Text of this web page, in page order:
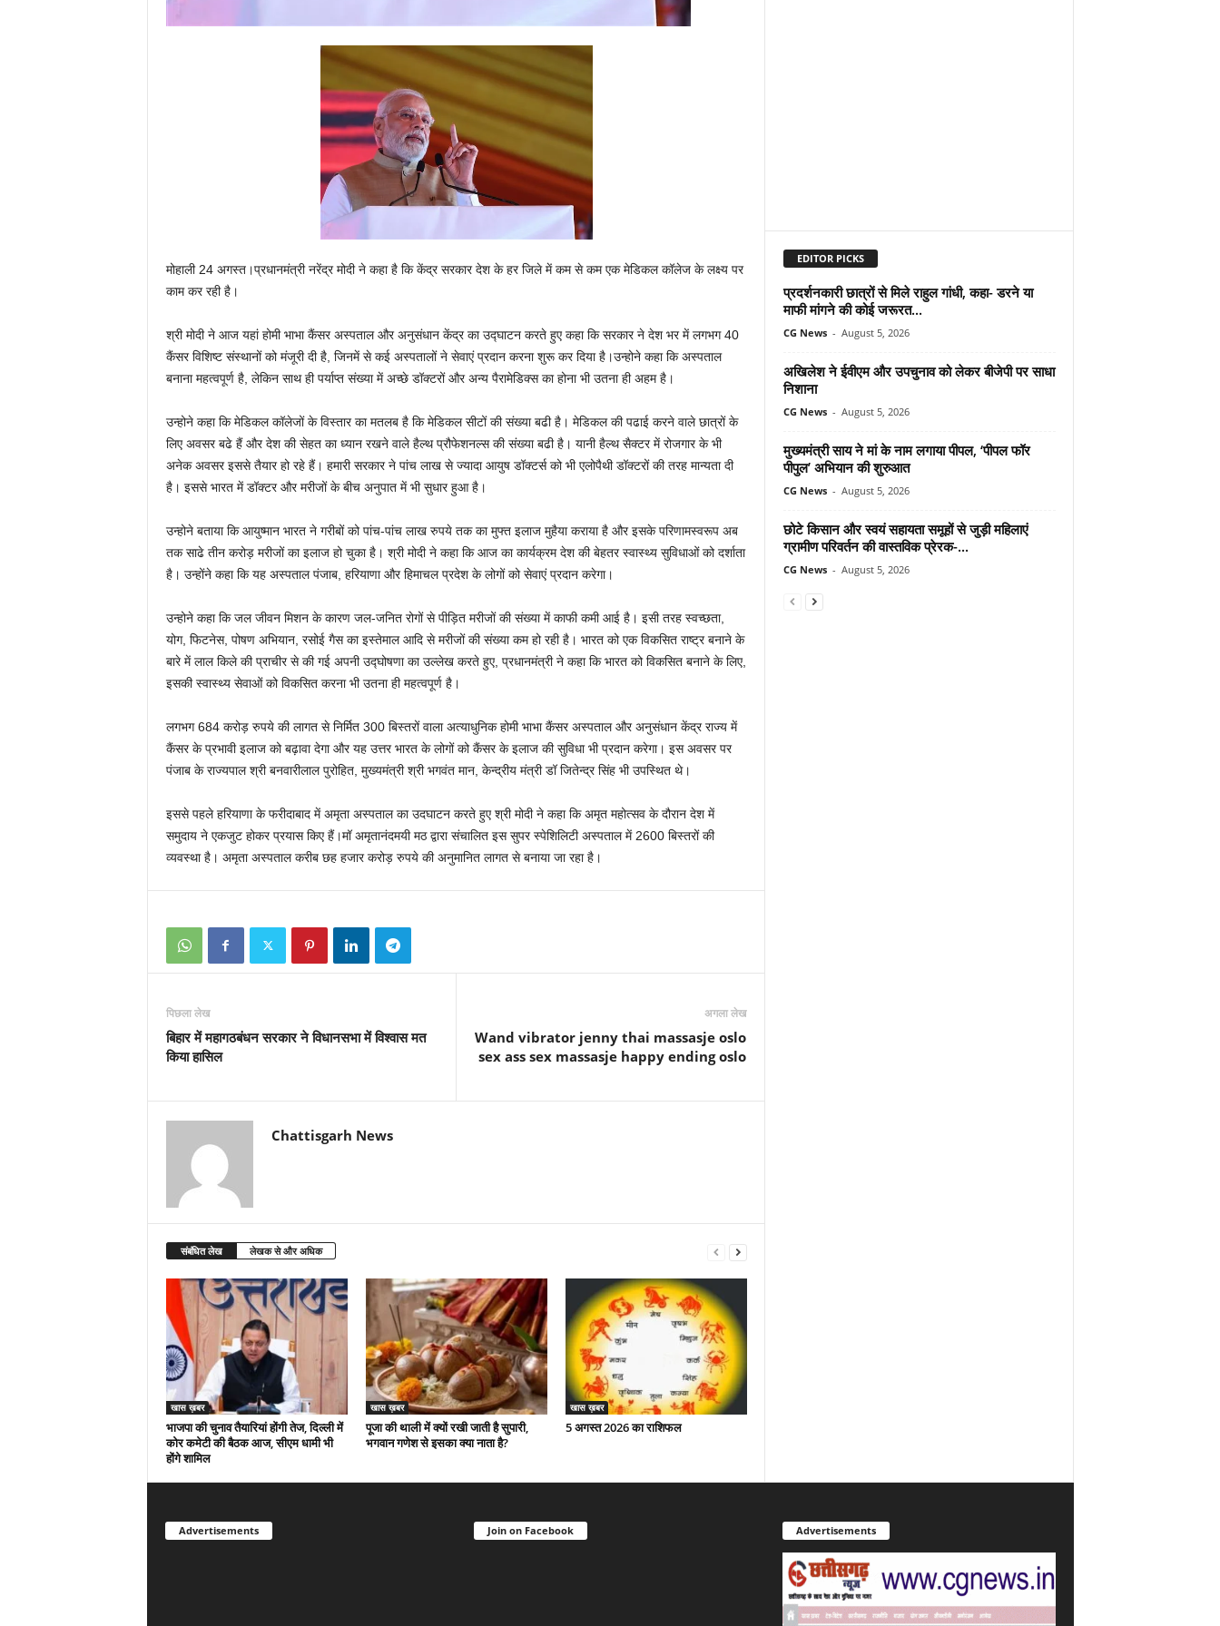
मोहाली 24 अगस्त।प्रधानमंत्री नरेंद्र मोदी ने कहा है कि केंद्र सरकार देश के हर जिले में कम से कम एक मेडिकल कॉलेज के लक्ष्य पर
काम कर रही है।
श्री मोदी ने आज यहां होमी भाभा कैंसर अस्पताल और अनुसंधान केंद्र का उद्घाटन करते हुए कहा कि सरकार ने देश भर में लगभग 40
कैंसर विशिष्ट संस्थानों को मंजूरी दी है, जिनमें से कई अस्पतालों ने सेवाएं प्रदान करना शुरू कर दिया है।उन्होने कहा कि अस्पताल
बनाना महत्वपूर्ण है, लेकिन साथ ही पर्याप्त संख्या में अच्छे डॉक्टरों और अन्य पैरामेडिक्स का होना भी उतना ही अहम है।
उन्होने कहा कि मेडिकल कॉलेजों के विस्‍तार का मतलब है कि मेडिकल सीटों की संख्‍या बढी है। मेडिकल की पढाई करने वाले छात्रों के
लिए अवसर बढे हैं और देश की सेहत का ध्‍यान रखने वाले हैल्‍थ प्रौफेशनल्‍स की संख्‍या बढी है। यानी हैल्‍थ सैक्‍टर में रोजगार के भी
अनेक अवसर इससे तैयार हो रहे हैं। हमारी सरकार ने पांच लाख से ज्‍यादा आयुष डॉक्‍टर्स को भी एलोपैथी डॉक्‍टरों की तरह मान्‍यता दी
है। इससे भारत में डॉक्‍टर और मरीजों के बीच अनुपात में भी सुधार हुआ है।
उन्होने बताया कि आयुष्मान भारत ने गरीबों को पांच-पांच लाख रुपये तक का मुफ्त इलाज मुहैया कराया है और इसके परिणामस्वरूप अब
तक साढे तीन करोड़ मरीजों का इलाज हो चुका है। श्री मोदी ने कहा कि आज का कार्यक्रम देश की बेहतर स्वास्थ्य सुविधाओं को दर्शाता
है। उन्होंने कहा कि यह अस्पताल पंजाब, हरियाणा और हिमाचल प्रदेश के लोगों को सेवाएं प्रदान करेगा।
उन्होने कहा कि जल जीवन मिशन के कारण जल-जनित रोगों से पीड़ित मरीजों की संख्या में काफी कमी आई है। इसी तरह स्वच्छता,
योग, फिटनेस, पोषण अभियान, रसोई गैस का इस्‍तेमाल आदि से मरीजों की संख्या कम हो रही है। भारत को एक विकसित राष्ट्र बनाने के
बारे में लाल किले की प्राचीर से की गई अपनी उद्घोषणा का उल्लेख करते हुए, प्रधानमंत्री ने कहा कि भारत को विकसित बनाने के लिए,
इसकी स्वास्थ्य सेवाओं को विकसित करना भी उतना ही महत्वपूर्ण है।
लगभग 684 करोड़ रुपये की लागत से निर्मित 300 बिस्तरों वाला अत्याधुनिक होमी भाभा कैंसर अस्पताल और अनुसंधान केंद्र राज्य में
कैंसर के प्रभावी इलाज को बढ़ावा देगा और यह उत्तर भारत के लोगों को कैंसर के इलाज की सुविधा भी प्रदान करेगा। इस अवसर पर
पंजाब के राज्यपाल श्री बनवारीलाल पुरोहित, मुख्यमंत्री श्री भगवंत मान, केन्द्रीय मंत्री डॉ जितेन्द्र सिंह भी उपस्थित थे।
इससे पहले हरियाणा के फरीदाबाद में अमृता अस्‍पताल का उदघाटन करते हुए श्री मोदी ने कहा कि अमृत महोत्‍सव के दौरान देश में
समुदाय ने एकजुट होकर प्रयास किए हैं।मॉ अमृतानंदमयी मठ द्वारा संचालित इस सुपर स्पेशिलिटी अस्पताल में 2600 बिस्‍तरों की
व्‍यवस्‍था है। अमृता अस्‍पताल करीब छह हजार करोड़ रुपये की अनुमानित लागत से बनाया जा रहा है।
पिछला लेख
बिहार में महागठबंधन सरकार ने विधानसभा में विश्वास मत
किया हासिल
अगला लेख
Wand vibrator jenny thai massasje oslo
sex ass sex massasje happy ending oslo
Chattisgarh News
संबंधित लेख लेखक से और अधिक
खास ख़बर
भाजपा की चुनाव तैयारियां होंगी तेज, दिल्ली में
कोर कमेटी की बैठक आज, सीएम धामी भी
होंगे शामिल
खास ख़बर
पूजा की थाली में क्यों रखी जाती है सुपारी,
भगवान गणेश से इसका क्या नाता है?
खास ख़बर
5 अगस्त 2026 का राशिफल
EDITOR PICKS
प्रदर्शनकारी छात्रों से मिले राहुल गांधी, कहा- डरने या
माफी मांगने की कोई जरूरत...
CG News - August 5, 2026
अखिलेश ने ईवीएम और उपचुनाव को लेकर बीजेपी पर साधा
निशाना
CG News - August 5, 2026
मुख्यमंत्री साय ने मां के नाम लगाया पीपल, ‘पीपल फॉर
पीपुल’ अभियान की शुरुआत
CG News - August 5, 2026
छोटे किसान और स्वयं सहायता समूहों से जुड़ी महिलाएं
ग्रामीण परिवर्तन की वास्तविक प्रेरक-...
CG News - August 5, 2026
Advertisements Join on Facebook Advertisements